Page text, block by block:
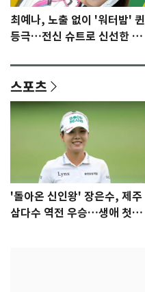
최예나, 노출 없이 '워터밤' 퀸
등극…전신 슈트로 신선한 충
스포츠
'돌아온 신인왕' 장은수, 제주
삼다수 역전 우승…생애 첫승